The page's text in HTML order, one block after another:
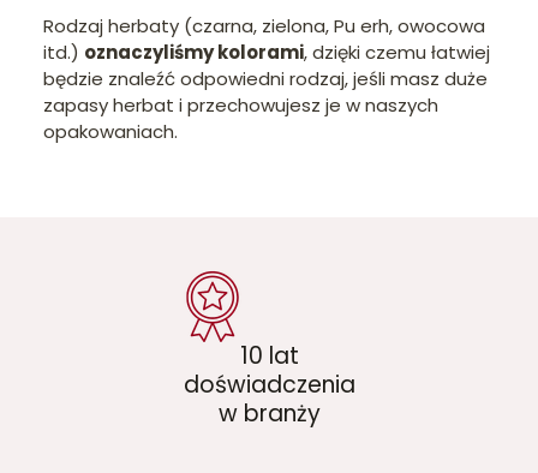
Rodzaj herbaty (czarna, zielona, Pu erh, owocowa
itd.) oznaczyliśmy kolorami, dzięki czemu łatwiej
będzie znaleźć odpowiedni rodzaj, jeśli masz duże
zapasy herbat i przechowujesz je w naszych
opakowaniach.
10 lat
doświadczenia
w branży